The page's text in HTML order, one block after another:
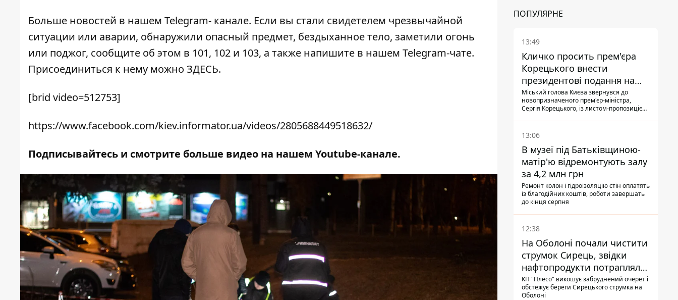
Больше новостей в нашем Telegram- канале. Если вы стали свидетелем чрезвычайной
ситуации или аварии, обнаружили опасный предмет, бездыханное тело, заметили огонь
или поджог, сообщите об этом в 101, 102 и 103, а также напишите в нашем Telegram-чате.
Присоединиться к нему можно ЗДЕСЬ.
[brid video=512753]
https://www.facebook.com/kiev.informator.ua/videos/2805688449518632/
Подписывайтесь и смотрите больше видео на нашем Youtube-канале.
ПОПУЛЯРНЕ
13:49
Кличко просить прем'єра
Корецького внести
президентові подання на
звільнення володаря
Троєщини Бахматова
Міський голова Києва звернувся до
новопризначеного прем'єр-міністра,
Сергія Корецького, із листом-пропозицією
13:06
В музеї під Батьківщиною-
матір'ю відремонтують залу
за 4,2 млн грн
Ремонт колон і гідроізоляцію стін оплатять
із благодійних коштів, роботи завершать
до кінця серпня
12:38
На Оболоні почали чистити
струмок Сирець, звідки
нафтопродукти потрапляли
до озер
КП "Плесо" викошує забруднений очерет і
обстежує береги Сирецького струмка на
Оболоні